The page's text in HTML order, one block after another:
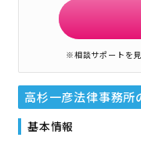
※相談サポートを
高杉一彦法律事務所
基本情報